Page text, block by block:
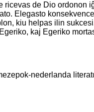
ricevas de Dio ordonon
Elegasto
kiu helpas ilin
kaj Egeriko
nederlanda